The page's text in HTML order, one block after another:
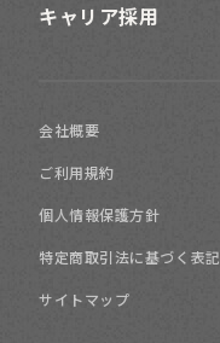
キャリア採用
会社概要
ご利用規約
個人情報保護方針
特定商取引法に基づく表記
サイトマップ